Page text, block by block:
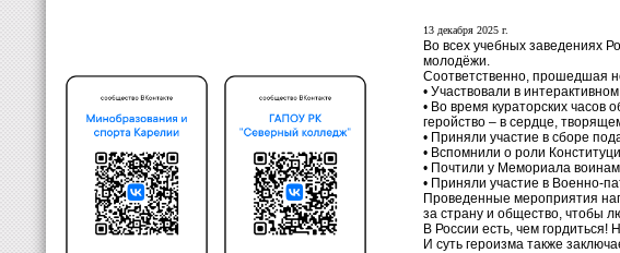
13 декабря 2025 г.
Во всех учебных заведениях
молодёжи.
Соответственно, прошедшая
• Участвовали в
• Во время кураторских часов
геройство – в сердце,
• Приняли участие в сборе
• Вспомнили о роли
• Почтили у Мемориала
• Приняли участие в Военно-
Проведенные мероприятия
за страну и общество, чтобы
В России есть, чем гордиться!
И суть героизма также